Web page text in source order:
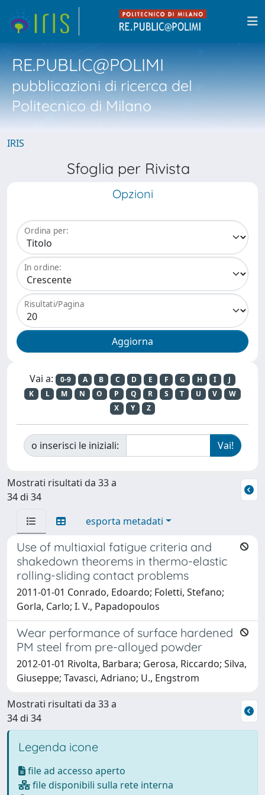
RE.PUBLIC@POLIMI
pubblicazioni di ricerca del
Politecnico di Milano
IRIS
Sfoglia per Rivista
Opzioni
Ordina per:
In ordine:
Risultati/Pagina
Vai a: 0-9 A B C D E F G H I
J
K
L M N O P Q R S T U V
W
X
Y Z
o inserisci le iniziali:
Mostrati risultati da 33 a
34 di 34
esporta metadati
Use of multiaxial fatigue criteria and
shakedown theorems in thermo-elastic
rolling-sliding contact problems
2011-01-01 Conrado, Edoardo; Foletti, Stefano;
Gorla, Carlo; I. V., Papadopoulos
Wear performance of surface hardened
PM steel from pre-alloyed powder
2012-01-01 Rivolta, Barbara; Gerosa, Riccardo; Silva,
Giuseppe; Tavasci, Adriano; U., Engstrom
Mostrati risultati da 33 a
34 di 34
Legenda icone
file ad accesso aperto
file disponibili sulla rete interna